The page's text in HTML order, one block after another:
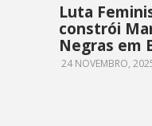
Luta
constrói
Negras em
24 NOVEMBRO,